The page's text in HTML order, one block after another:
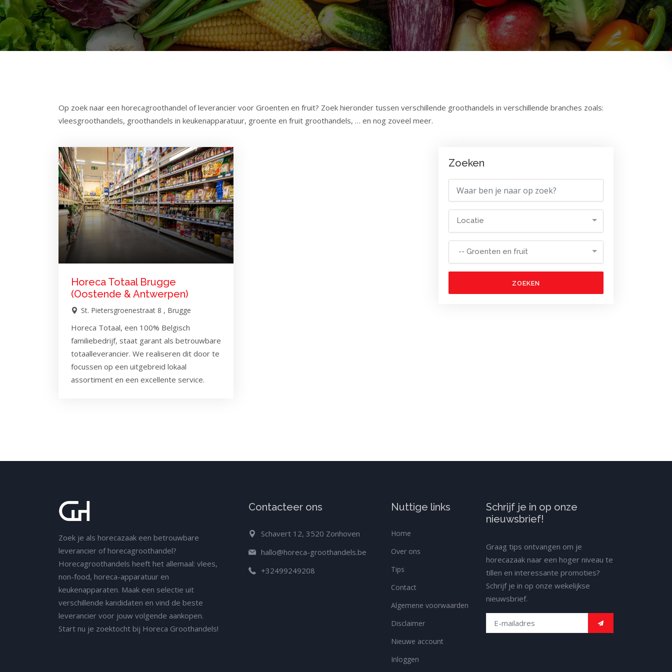
Op zoek naar een horecagroothandel of leverancier voor Groenten en fruit? Zoek hieronder tussen verschillende groothandels in verschillende branches zoals:
vleesgroothandels, groothandels in keukenapparatuur, groente en fruit groothandels, … en nog zoveel meer.
Horeca Totaal Brugge
(Oostende & Antwerpen)
St. Pietersgroenestraat 8 , Brugge
Horeca Totaal, een 100% Belgisch
familiebedrijf, staat garant als betrouwbare
totaalleverancier. We realiseren dit door te
focussen op een uitgebreid lokaal
assortiment en een excellente service.
Zoeken
Locatie
-- Groenten en fruit
ZOEKEN
Zoek je als horecazaak een betrouwbare
leverancier of horecagroothandel?
Horecagroothandels heeft het allemaal: vlees,
non-food, horeca-apparatuur en
keukenapparaten. Maak een selectie uit
verschillende kandidaten en vind de beste
leverancier voor jouw volgende aankopen.
Start nu je zoektocht bij Horeca Groothandels!
Contacteer ons
Schavert 12, 3520 Zonhoven
hallo@horeca-groothandels.be
+32499249208
Nuttige links
Home
Over ons
Tips
Contact
Algemene voorwaarden
Disclaimer
Nieuwe account
Inloggen
Schrijf je in op onze
nieuwsbrief!
Graag tips ontvangen om je
horecazaak naar een hoger niveau te
tillen en interessante promoties?
Schrijf je in op onze wekelijkse
nieuwsbrief.